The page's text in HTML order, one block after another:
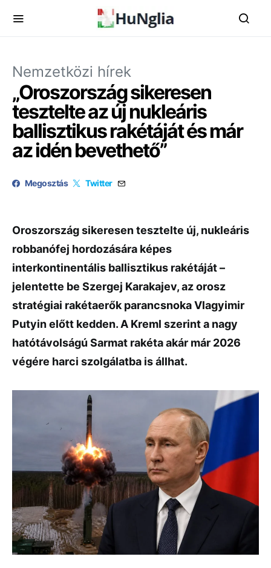
Nemzetközi hírek
„Oroszország sikeresen
tesztelte az új nukleáris
ballisztikus rakétáját és már
az idén bevethető”
Megosztás Twitter
Oroszország sikeresen tesztelte új, nukleáris
robbanófej hordozására képes
interkontinentális ballisztikus rakétáját –
jelentette be Szergej Karakajev, az orosz
stratégiai rakétaerők parancsnoka Vlagyimir
Putyin előtt kedden. A Kreml szerint a nagy
hatótávolságú Sarmat rakéta akár már 2026
végére harci szolgálatba is állhat.